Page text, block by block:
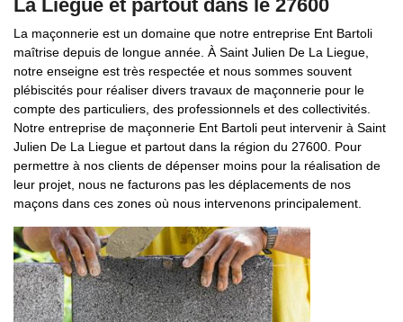
La Liegue et partout dans le 27600
La maçonnerie est un domaine que notre entreprise Ent Bartoli
maîtrise depuis de longue année. À Saint Julien De La Liegue,
notre enseigne est très respectée et nous sommes souvent
plébiscités pour réaliser divers travaux de maçonnerie pour le
compte des particuliers, des professionnels et des collectivités.
Notre entreprise de maçonnerie Ent Bartoli peut intervenir à Saint
Julien De La Liegue et partout dans la région du 27600. Pour
permettre à nos clients de dépenser moins pour la réalisation de
leur projet, nous ne facturons pas les déplacements de nos
maçons dans ces zones où nous intervenons principalement.